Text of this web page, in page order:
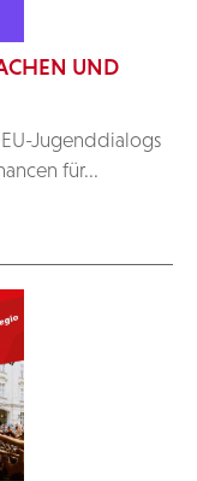
UND
Jugenddialogs
für...